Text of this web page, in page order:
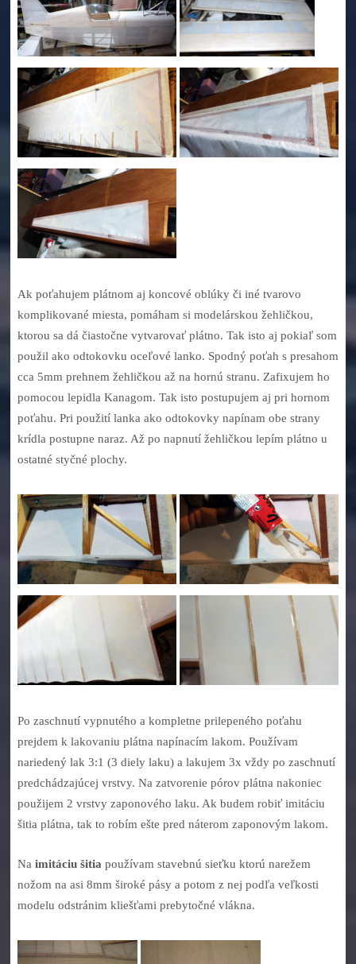
Ak poťahujem plátnom aj koncové oblúky či iné tvarovo
komplikované miesta, pomáham si modelárskou žehličkou,
ktorou sa dá čiastočne vytvarovať plátno. Tak isto aj pokiaľ som
použil ako odtokovku oceľové lanko. Spodný poťah s presahom
cca 5mm prehnem žehličkou až na hornú stranu. Zafixujem ho
pomocou lepidla Kanagom. Tak isto postupujem aj pri hornom
poťahu. Pri použití lanka ako odtokovky napínam obe strany
krídla postupne naraz. Až po napnutí žehličkou lepím plátno u
ostatné styčné plochy.
Po zaschnutí vypnutého a kompletne prilepeného poťahu
prejdem k lakovaniu plátna napínacím lakom. Používam
nariedený lak 3:1 (3 diely laku) a lakujem 3x vždy po zaschnutí
predchádzajúcej vrstvy. Na zatvorenie pórov plátna nakoniec
použijem 2 vrstvy zaponového laku. Ak budem robiť imitáciu
šitia plátna, tak to robím ešte pred náterom zaponovým lakom.
Na imitáciu šitiapoužívam stavebnú sieťku ktorú narežem
nožom na asi 8mm široké pásy a potom z nej podľa veľkosti
modelu odstránim kliešťami prebytočné vlákna.